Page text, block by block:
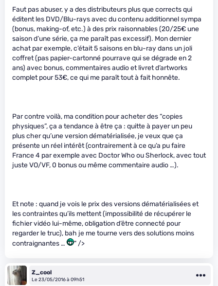
Faut pas abuser, y a des distributeurs plus que corrects qui
éditent les DVD/Blu-rays avec du contenu additionnel sympa
(bonus, making-of, etc.) à des prix raisonnables (20/25€ une
saison d’une série, ça me paraît pas excessif). Mon dernier
achat par exemple, c’était 5 saisons en blu-ray dans un joli
coffret (pas papier-cartonné pourrave qui se dégrade en 2
ans) avec bonus, commentaires audio et livret d’artworks
complet pour 53€, ce qui me paraît tout à fait honnête.
Par contre voilà, ma condition pour acheter des “copies
physiques”, ça a tendance à être ça : quitte à payer un peu
plus cher qu’une version dématérialisée, je veux que ça
présente un réel intérêt (contrairement à ce qu’a pu faire
France 4 par exemple avec Doctor Who ou Sherlock, avec tout
juste VO/VF, 0 bonus ou même commentaire audio …).
Et note : quand je vois le prix des versions dématérialisées et
les contraintes qu’ils mettent (impossibilité de récupérer le
fichier vidéo lui-même, obligation d’être connecté pour
regarder le truc), bah je me tourne vers des solutions moins
contraignantes …
" />
Z_cool
Le 23/05/2016 à 09h51